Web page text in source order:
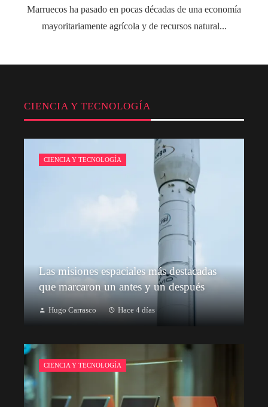
Marruecos ha pasado en pocas décadas de una economía
mayoritariamente agrícola y de recursos natural...
CIENCIA Y TECNOLOGÍA
CIENCIA Y TECNOLOGÍA
Las misiones espaciales más destacadas
que marcaron un antes y un después
Hugo Carrasco Hace 4 días
CIENCIA Y TECNOLOGÍA